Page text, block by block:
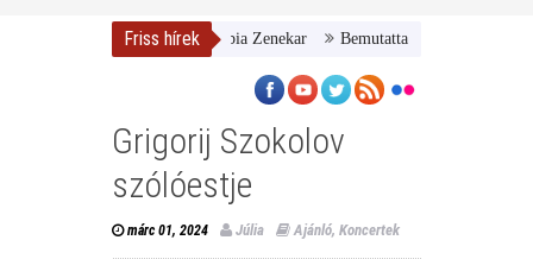
Friss hírek
Nemzeti Galéria és a Danubia Zenekar Bemutatta 2024/25-ös évadát a
Grigorij Szokolov
szólóestje
márc 01, 2024 Júlia Ajánló, Koncertek